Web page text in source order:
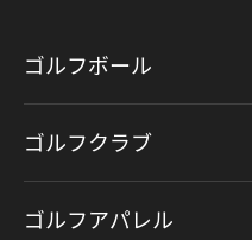
ゴルフボール
ゴルフクラブ
ゴルフアパレル